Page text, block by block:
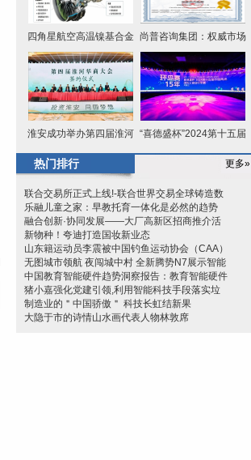
四角星航空高温镍基合金
涡轮叶
尚普咨询集团：权威市场
地位认
淮安成功举办第四届淮河 “喜德盛杯”2024第十五届
热门排行 更多»
联合交易所正式上线!-联合世界交易全球铸造数
乐融儿童之家：早教托育一体化是必然的趋势
融合创新·协同发展——大厂高新区招商推介活
新物种！夸迪打造国妆新业态
山东籍运动员李震被中国钓鱼运动协会（CAA）
无图城市领航 夜闯城中村 全新腾势N7展示智能
中国教育智能硬件趋势洞察报告：教育智能硬件
猪小嘉强化党建引领,利用智能科技手段落实垃
制造业的＂中国骄傲＂ 科技长虹结新果
大隐于市的诗情山水画代表人物林敦席